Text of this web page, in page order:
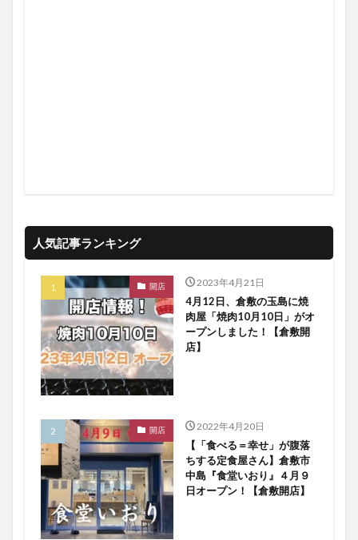
人気記事ランキング
開店 2023年4月21日
4月12日、倉敷の玉島に焼
肉屋「焼肉10月10日」がオ
ープンしました！【倉敷開
店】
開店 2022年4月20日
【「食べる＝幸せ」が腹落
ちする定食屋さん】倉敷市
中島『食堂いおり』４月９
日オープン！【倉敷開店】